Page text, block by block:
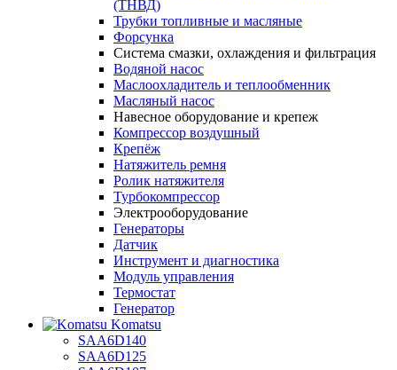
(ТНВД)
Трубки топливные и масляные
Форсунка
Система смазки, охлаждения и фильтрация
Водяной насос
Маслоохладитель и теплообменник
Масляный насос
Навесное оборудование и крепеж
Компрессор воздушный
Крепёж
Натяжитель ремня
Ролик натяжителя
Турбокомпрессор
Электрооборудование
Генераторы
Датчик
Инструмент и диагностика
Модуль управления
Термостат
Генератор
Komatsu
SAA6D140
SAA6D125